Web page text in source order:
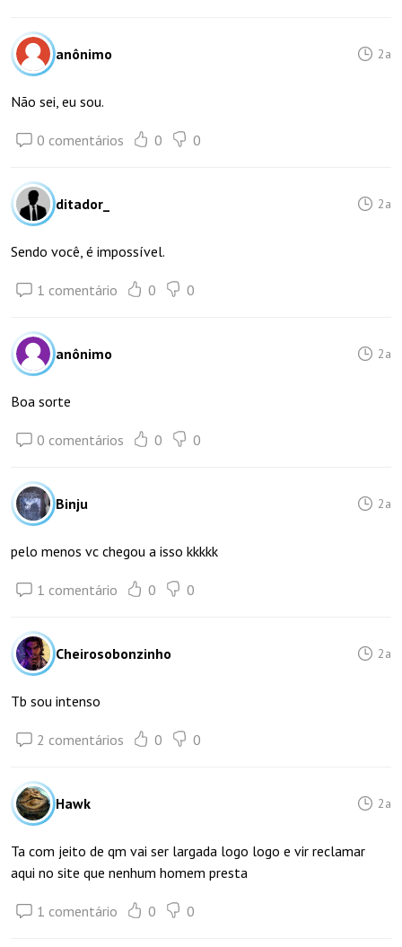
anônimo 2a
Não sei, eu sou.
0 comentários 0 0
ditador_ 2a
Sendo você, é impossível.
1 comentário 0 0
anônimo 2a
Boa sorte
0 comentários 0 0
Binju 2a
pelo menos vc chegou a isso kkkkk
1 comentário 0 0
Cheirosobonzinho 2a
Tb sou intenso
2 comentários 0 0
Hawk 2a
Ta com jeito de qm vai ser largada logo logo e vir reclamar
aqui no site que nenhum homem presta
1 comentário 0 0